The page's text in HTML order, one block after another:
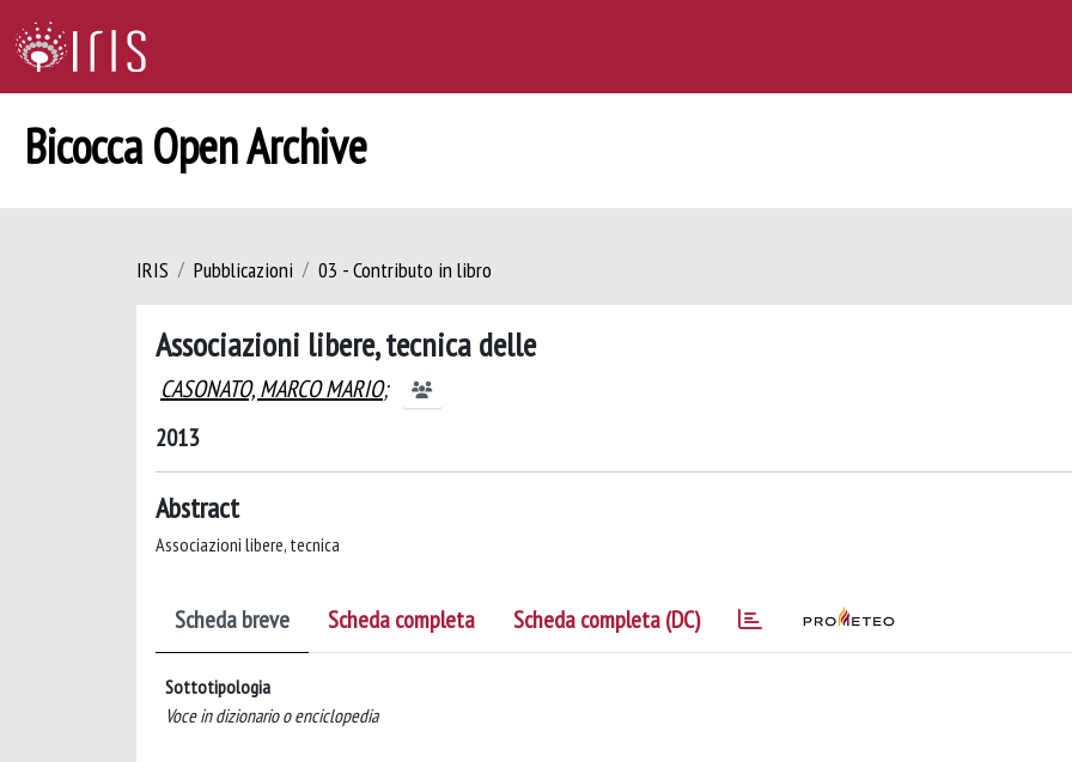
Bicocca Open Archive
IRIS Pubblicazioni 03 - Contributo in libro
Associazioni libere, tecnica delle
CASONATO, MARCO MARIO;
2013
Abstract
Associazioni libere, tecnica
Scheda breve Scheda completa Scheda completa (DC)
Sottotipologia
Voce in dizionario o enciclopedia